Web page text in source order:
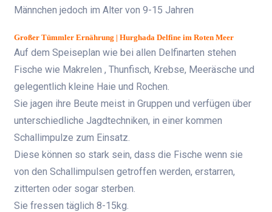
Männchen jedoch im Alter von 9-15 Jahren
Großer TümmlerErnährung | Hurghada Delfine im Roten Meer
Auf dem Speiseplan wie bei allen Delfinarten stehen
Fische wie Makrelen , Thunfisch, Krebse, Meeräsche und
gelegentlich kleine Haie und Rochen.
Sie jagen ihre Beute meist in Gruppen und verfügen über
unterschiedliche Jagdtechniken, in einer kommen
Schallimpulze zum Einsatz.
Diese können so stark sein, dass die Fische wenn sie
von den Schallimpulsen getroffen werden, erstarren,
zitterten oder sogar sterben.
Sie fressen täglich 8-15kg.